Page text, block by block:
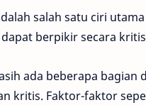
salah satu ciri
berpikir secara
ada beberapa
kritis. Faktor-faktor